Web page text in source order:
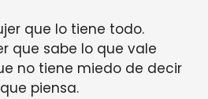
que lo tiene todo.
que sabe lo que vale
no tiene miedo de decir
piensa.